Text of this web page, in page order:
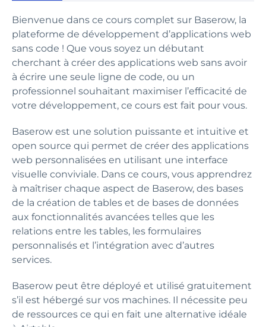
Bienvenue dans ce cours complet sur Baserow, la
plateforme de développement d’applications web
sans code ! Que vous soyez un débutant
cherchant à créer des applications web sans avoir
à écrire une seule ligne de code, ou un
professionnel souhaitant maximiser l’efficacité de
votre développement, ce cours est fait pour vous.
Baserow est une solution puissante et intuitive et
open source qui permet de créer des applications
web personnalisées en utilisant une interface
visuelle conviviale. Dans ce cours, vous apprendrez
à maîtriser chaque aspect de Baserow, des bases
de la création de tables et de bases de données
aux fonctionnalités avancées telles que les
relations entre les tables, les formulaires
personnalisés et l’intégration avec d’autres
services.
Baserow peut être déployé et utilisé gratuitement
s’il est hébergé sur vos machines. Il nécessite peu
de ressources ce qui en fait une alternative idéale